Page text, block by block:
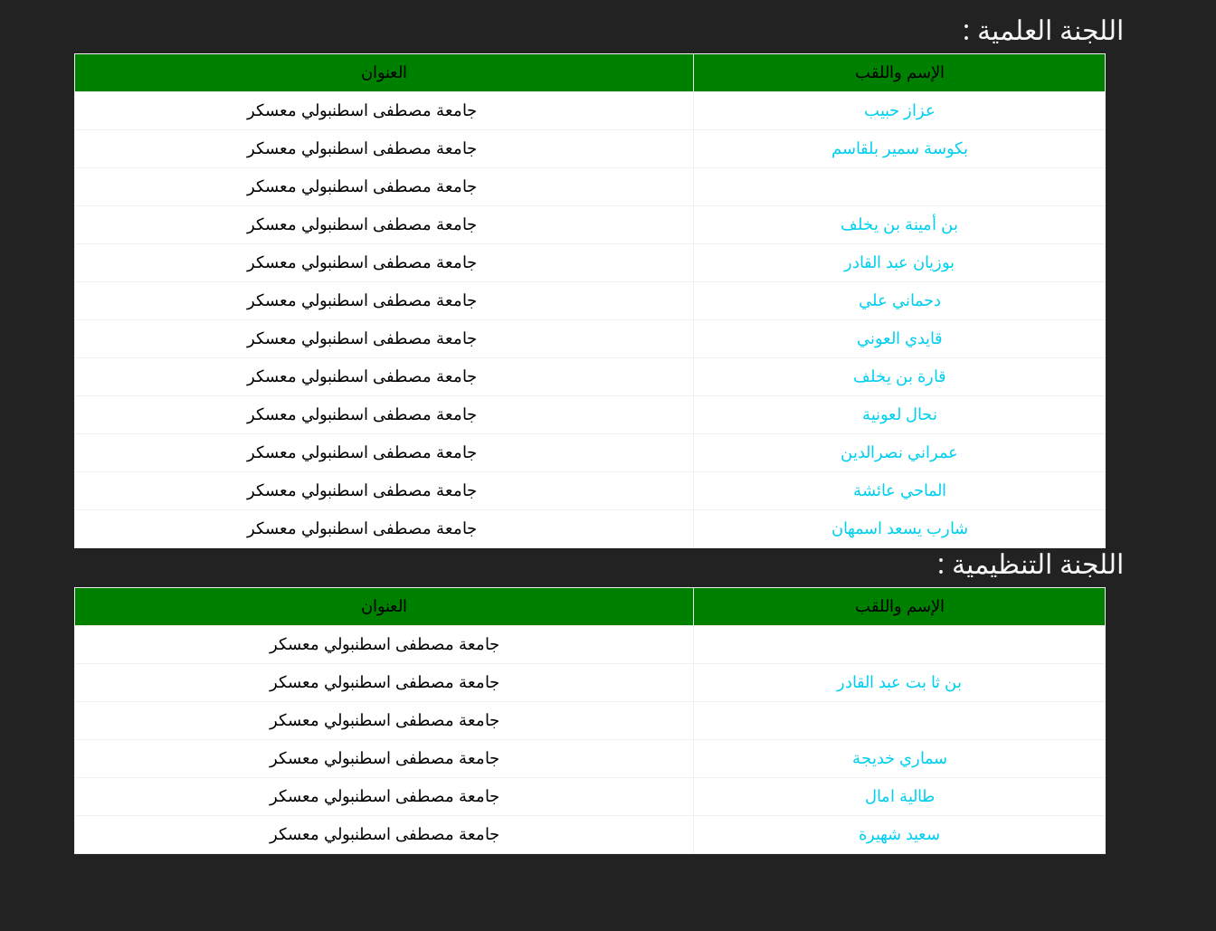
: اللجنة العلمية
العنوان الإسم واللقب
عزاز حبيب
بكوسة سمير بلقاسم
بن أمينة بن يخلف
بوزيان عبد القادر
دحماني علي
قايدي العوني
قارة بن يخلف
نحال لعونية
عمراني نصرالدين
الماحي عائشة
شارب يسعد اسمهان
: اللجنة التنظيمية
العنوان الإسم واللقب
جامعة مصطفى اسطنبولي معسكر
جامعة مصطفى اسطنبولي معسكر بن ثا بت عبد القادر
جامعة مصطفى اسطنبولي معسكر
جامعة مصطفى اسطنبولي معسكر سماري خديجة
جامعة مصطفى اسطنبولي معسكر طالية امال
جامعة مصطفى اسطنبولي معسكر سعيد شهيرة